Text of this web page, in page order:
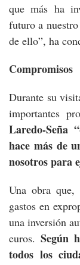
que más ha
futuro a
de ello”, ha
Compromisos
Durante su
importantes
Laredo-Seña
hace más de
nosotros para
Una obra
gastos en
una inversión
euros.Según
todos los